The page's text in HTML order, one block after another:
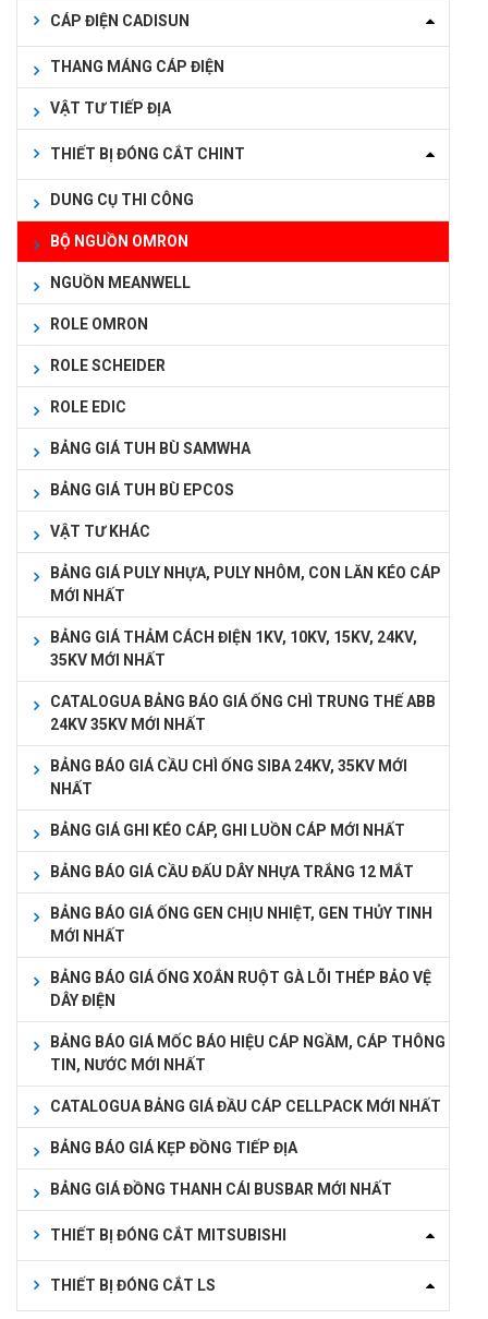
CÁP ĐIỆN CADISUN
THANG MÁNG CÁP ĐIỆN
VẬT TƯ TIẾP ĐỊA
THIẾT BỊ ĐÓNG CẮT CHINT
DUNG CỤ THI CÔNG
BỘ NGUỒN OMRON
NGUỒN MEANWELL
ROLE OMRON
ROLE SCHEIDER
ROLE EDIC
BẢNG GIÁ TUH BÙ SAMWHA
BẢNG GIÁ TUH BÙ EPCOS
VẬT TƯ KHÁC
BẢNG GIÁ PULY NHỰA, PULY NHÔM, CON LĂN KÉO CÁP
MỚI NHẤT
BẢNG GIÁ THẢM CÁCH ĐIỆN 1KV, 10KV, 15KV, 24KV,
35KV MỚI NHẤT
CATALOGUA BẢNG BÁO GIÁ ỐNG CHÌ TRUNG THẾ ABB
24KV 35KV MỚI NHẤT
BẢNG BÁO GIÁ CẦU CHÌ ỐNG SIBA 24KV, 35KV MỚI
NHẤT
BẢNG GIÁ GHI KÉO CÁP, GHI LUỒN CÁP MỚI NHẤT
BẢNG BÁO GIÁ CẦU ĐẤU DÂY NHỰA TRẮNG 12 MẮT
BẢNG BÁO GIÁ ỐNG GEN CHỊU NHIỆT, GEN THỦY TINH
MỚI NHẤT
BẢNG BÁO GIÁ ỐNG XOẮN RUỘT GÀ LÕI THÉP BẢO VỆ
DÂY ĐIỆN
BẢNG BÁO GIÁ MỐC BÁO HIỆU CÁP NGẦM, CÁP THÔNG
TIN, NƯỚC MỚI NHẤT
CATALOGUA BẢNG GIÁ ĐẦU CÁP CELLPACK MỚI NHẤT
BẢNG BÁO GIÁ KẸP ĐỒNG TIẾP ĐỊA
BẢNG GIÁ ĐỒNG THANH CÁI BUSBAR MỚI NHẤT
THIẾT BỊ ĐÓNG CẮT MITSUBISHI
THIẾT BỊ ĐÓNG CẮT LS